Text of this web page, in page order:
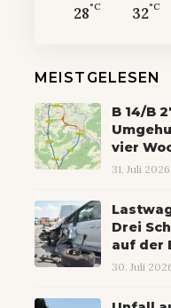
28°C 32°C
MEISTGELESEN
B 14/B
vier
31. Juli 2026
Drei
auf der
30. Juli